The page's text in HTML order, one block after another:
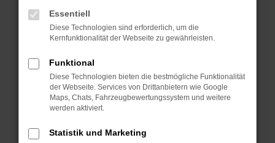
Fehler: Network Error
Beim Laden ist ein Fehler aufgetreten.
Hier sind ein paar Tipps, die dir helfen können:
Überprüfe deine Firewall und deine
Internetverbindung.
Laden andere Webseiten, zum Beispiel deine
Suchmaschine?
Manche Erweiterungen, wie Werbeblocker,
Essentiell
Diese Technologien sind erforderlich, um die
Kernfunktionalität der Webseite zu gewährleisten.
Funktional
Diese Technologien bieten die bestmögliche Funktionalität
der Webseite. Services von Drittanbietern wie Google
Maps, Chats, Fahrzeugbewertungssystem und weitere
werden aktiviert.
Statistik und Marketing